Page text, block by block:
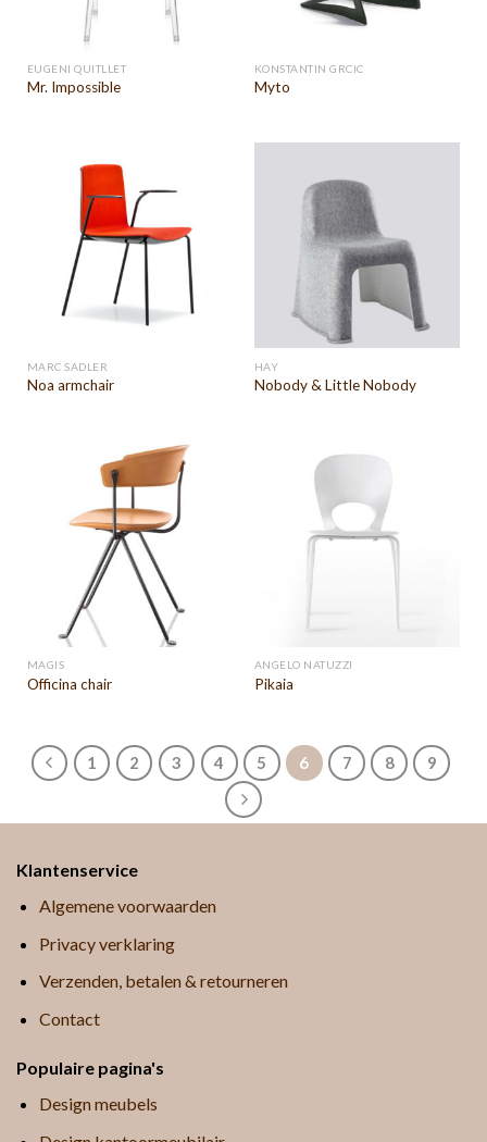
EUGENI QUITLLET
Mr. Impossible
KONSTANTIN GRCIC
Myto
MARC SADLER
Noa armchair
HAY
Nobody & Little Nobody
MAGIS
Officina chair
ANGELO NATUZZI
Pikaia
1 2 3 4 5 6 7 8 9
Klantenservice
Algemene voorwaarden
Privacy verklaring
Verzenden, betalen & retourneren
Contact
Populaire pagina's
Design meubels